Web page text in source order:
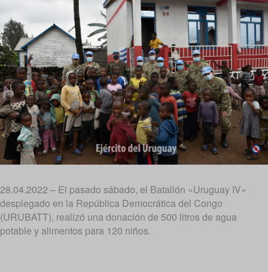
28.04.2022 – El pasado sábado, el Batallón «Uruguay IV»
desplegado en la República Democrática del Congo
(URUBATT), realizó una donación de 500 litros de agua
potable y alimentos para 120 niños.